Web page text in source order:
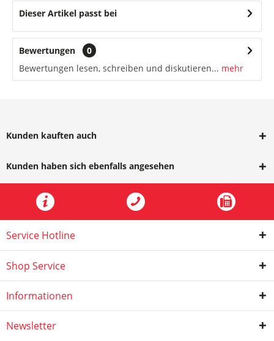
Dieser Artikel passt bei
Bewertungen
0
Bewertungen lesen, schreiben und diskutieren... mehr
Kunden kauften auch
Kunden haben sich ebenfalls angesehen
Service Hotline
Shop Service
Informationen
Newsletter